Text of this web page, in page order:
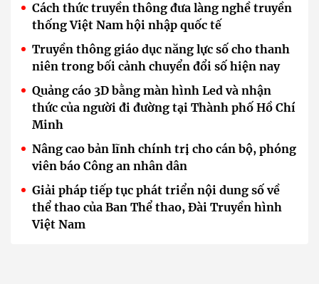
Cách thức truyền thông đưa làng nghề truyền
thống Việt Nam hội nhập quốc tế
Truyền thông giáo dục năng lực số cho thanh
niên trong bối cảnh chuyển đổi số hiện nay
Quảng cáo 3D bằng màn hình Led và nhận
thức của người đi đường tại Thành phố Hồ Chí
Minh
Nâng cao bản lĩnh chính trị cho cán bộ, phóng
viên báo Công an nhân dân
Giải pháp tiếp tục phát triển nội dung số về
thể thao của Ban Thể thao, Đài Truyền hình
Việt Nam